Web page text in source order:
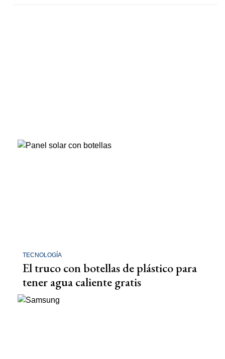
TECNOLOGÍA
El truco con botellas de plástico para
tener agua caliente gratis